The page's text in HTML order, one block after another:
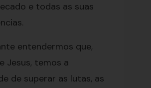
e todas as suas
entendermos que,
Jesus, temos a
de superar as lutas, as